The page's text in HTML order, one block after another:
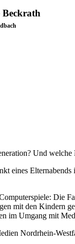
Beckrath
Und
eines
Die
mit den Kindern
im Umgang mit
Nordrhein-